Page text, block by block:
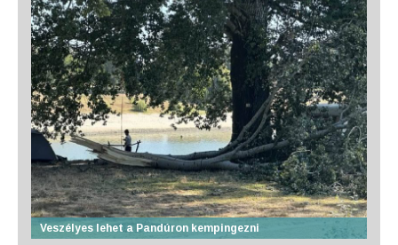
Veszélyes lehet a Pandúron kempingezni